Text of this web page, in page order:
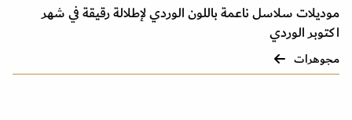
موديلات سلاسل ناعمة باللون الوردي لإطلالة رقيقة في شهر
اكتوبر الوردي
مجوهرات